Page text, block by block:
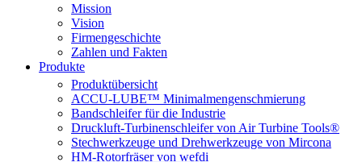
Mission
Vision
Firmengeschichte
Zahlen und Fakten
Produkte
Produktübersicht
ACCU-LUBE™ Minimalmengenschmierung
Bandschleifer für die Industrie
Druckluft-Turbinenschleifer von Air Turbine Tools®
Stechwerkzeuge und Drehwerkzeuge von Mircona
HM-Rotorfräser von wefdi